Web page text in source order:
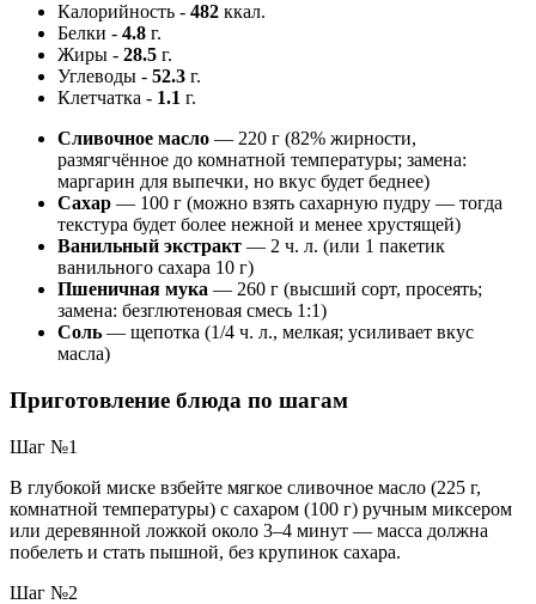
Калорийность - 482 ккал.
Белки - 4.8 г.
Жиры - 28.5 г.
Углеводы - 52.3 г.
Клетчатка - 1.1 г.
Сливочное масло — 220 г (82% жирности,
размягчённое до комнатной температуры; замена:
маргарин для выпечки, но вкус будет беднее)
Сахар — 100 г (можно взять сахарную пудру — тогда
текстура будет более нежной и менее хрустящей)
Ванильный экстракт — 2 ч. л. (или 1 пакетик
ванильного сахара 10 г)
Пшеничная мука — 260 г (высший сорт, просеять;
замена: безглютеновая смесь 1:1)
Соль — щепотка (1/4 ч. л., мелкая; усиливает вкус
масла)
Приготовление блюда по шагам
Шаг №1
В глубокой миске взбейте мягкое сливочное масло (225 г,
комнатной температуры) с сахаром (100 г) ручным миксером
или деревянной ложкой около 3–4 минут — масса должна
побелеть и стать пышной, без крупинок сахара.
Шаг №2